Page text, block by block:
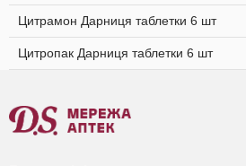
Цитрамон Дарниця таблетки 6 шт
Цитропак Дарниця таблетки 6 шт